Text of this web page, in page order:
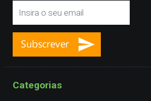
Categorias